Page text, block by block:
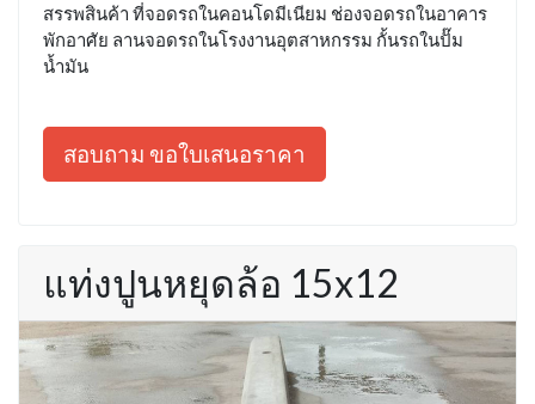
สรรพสินค้า ที่จอดรถในคอนโดมีเนียม ช่องจอดรถในอาคาร
พักอาศัย ลานจอดรถในโรงงานอุตสาหกรรม กั้นรถในปั๊ม
น้ำมัน
สอบถาม ขอใบเสนอราคา
แท่งปูนหยุดล้อ 15x12